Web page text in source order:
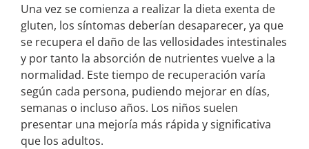
Una vez se comienza a realizar la dieta exenta de
gluten, los síntomas deberían desaparecer, ya que
se recupera el daño de las vellosidades intestinales
y por tanto la absorción de nutrientes vuelve a la
normalidad. Este tiempo de recuperación varía
según cada persona, pudiendo mejorar en días,
semanas o incluso años. Los niños suelen
presentar una mejoría más rápida y significativa
que los adultos.